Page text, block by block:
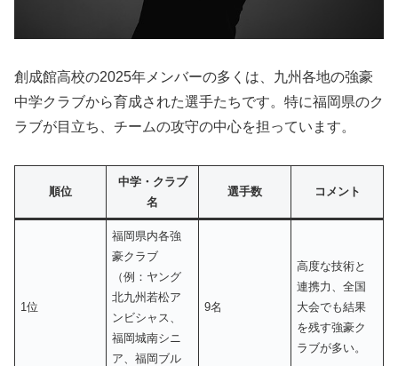
創成館高校の2025年メンバーの多くは、九州各地の強豪
中学クラブから育成された選手たちです。特に福岡県のク
ラブが目立ち、チームの攻守の中心を担っています。
順位
中学・クラブ
名
選手数 コメント
1位
福岡県内各強
豪クラブ
（例：ヤング
北九州若松ア
ンビシャス、
福岡城南シニ
ア、福岡ブル
9名
高度な技術と
連携力、全国
大会でも結果
を残す強豪ク
ラブが多い。